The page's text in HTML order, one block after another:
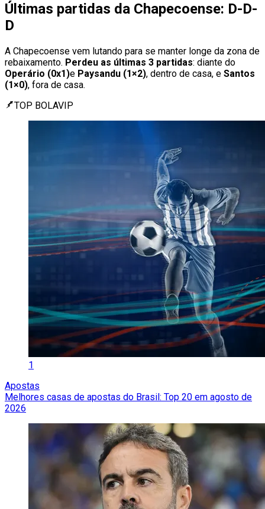
Últimas partidas da Chapecoense: D-D-
D
A Chapecoense vem lutando para se manter longe da zona de
rebaixamento. Perdeu as últimas 3 partidas: diante do
Operário (0x1)e Paysandu (1×2), dentro de casa, e Santos
(1×0), fora de casa.
TOP BOLAVIP
1
Apostas
Melhores casas de apostas do Brasil: Top 20 em agosto de
2026